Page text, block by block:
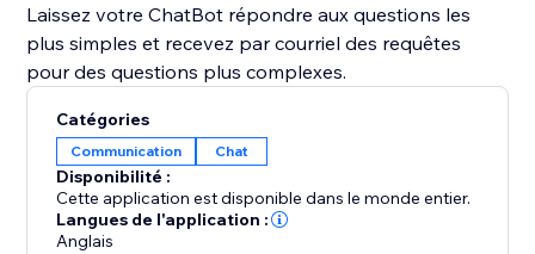
Laissez votre ChatBot répondre aux questions les
plus simples et recevez par courriel des requêtes
pour des questions plus complexes.
Catégories
Communication Chat
Disponibilité :
Cette application est disponible dans le monde entier.
Langues de l'application :
Anglais